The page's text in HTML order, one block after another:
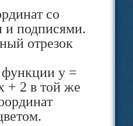
может быть
или GIF с про­
фоном, или
BMP с фоном
цвета. Свойство
со
и подписями.
отрезок
y =
2 в той же